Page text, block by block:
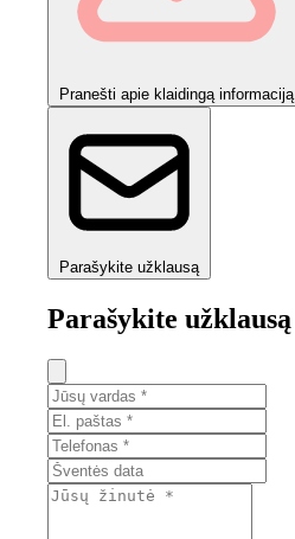
Pranešti apie klaidingą informaciją
Parašykite užklausą
Parašykite užklausą